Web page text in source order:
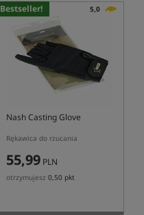
Bestseller! 5,0
Nash Casting Glove
Rękawica do rzucania
55,99 PLN
otrzymujesz 0,50 pkt